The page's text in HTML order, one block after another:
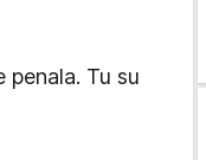
Tu su